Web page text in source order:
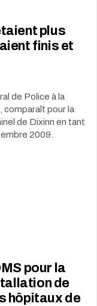
plus
finis et
de Police à la
comparaît pour la
de Dixinn en tant
2009.
pour la
de
hôpitaux de